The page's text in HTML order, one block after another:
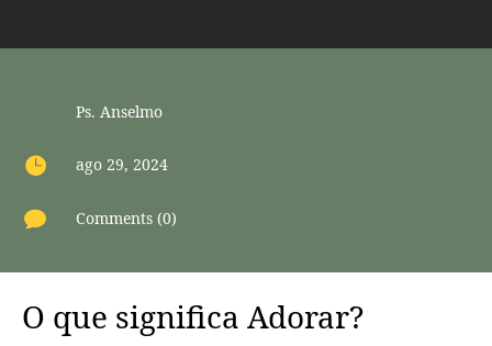
Ps. Anselmo
 ago 29, 2024
 Comments (0)
O que significa Adorar?